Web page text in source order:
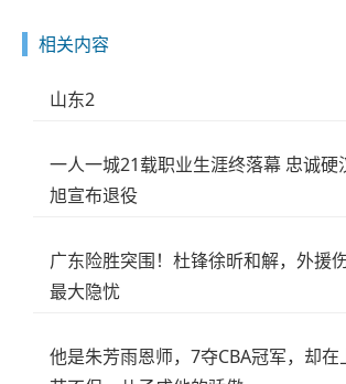
相关内容
山东2
一人一城21载职业生涯终落幕 忠诚硬
旭宣布退役
广东险胜突围！杜锋徐昕和解，外援
最大隐忧
他是朱芳雨恩师，7夺CBA冠军，却在